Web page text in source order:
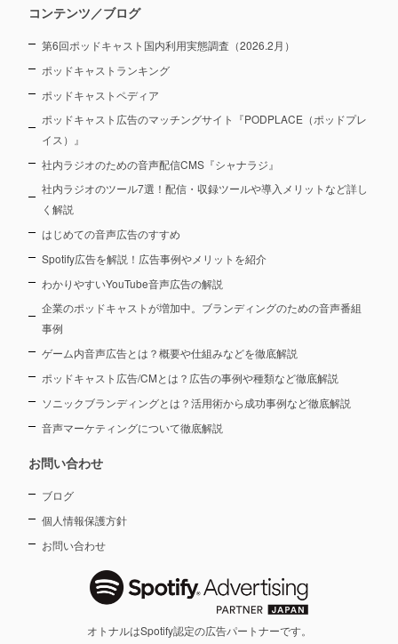
コンテンツ／ブログ
第6回ポッドキャスト国内利用実態調査（2026.2月）
ポッドキャストランキング
ポッドキャストペディア
ポッドキャスト広告のマッチングサイト『PODPLACE（ポッドプレ
イス）』
社内ラジオのための音声配信CMS『シャナラジ』
社内ラジオのツール7選！配信・収録ツールや導入メリットなど詳し
く解説
はじめての音声広告のすすめ
Spotify広告を解説！広告事例やメリットを紹介
わかりやすいYouTube音声広告の解説
企業のポッドキャストが増加中。ブランディングのための音声番組
事例
ゲーム内音声広告とは？概要や仕組みなどを徹底解説
ポッドキャスト広告/CMとは？広告の事例や種類など徹底解説
ソニックブランディングとは？活用術から成功事例など徹底解説
音声マーケティングについて徹底解説
お問い合わせ
ブログ
個人情報保護方針
お問い合わせ
オトナルはSpotify認定の広告パートナーです。